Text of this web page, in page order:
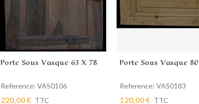
Ajouter au panier
Porte Sous Vasque 63 X 78
Reference: VAS0106
220,00 € TTC
Ajouter au panier
Porte Sous Vasque
Reference: VAS0183
120,00 € TTC